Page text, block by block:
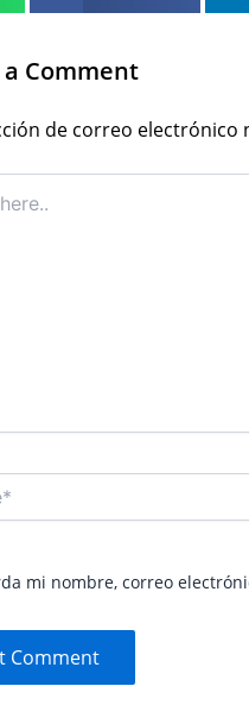
a Comment
de correo electrónico
mi nombre, correo